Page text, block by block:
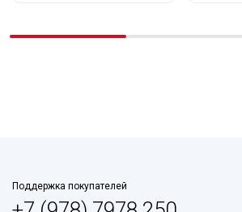
Поддержка покупателей